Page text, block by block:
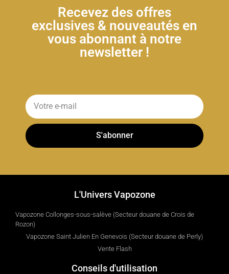
Recevez des offres
exclusives & nouveautés en
vous abonnant à notre
newsletter !
S'abonner
L'Univers Vapozone
Vapozone Collonges-sous-salève (Secteur douane de Crois de
Rozon)
Vapozone Saint Julien En Genevois (Secteur douane de Perly)
Vente Flash
Conseils d'utilisation